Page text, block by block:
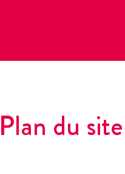
Plan du site